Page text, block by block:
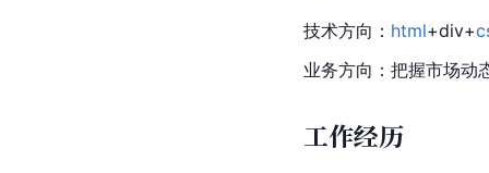
技术方向： html+div+
业务方向：把握市场动
工作经历